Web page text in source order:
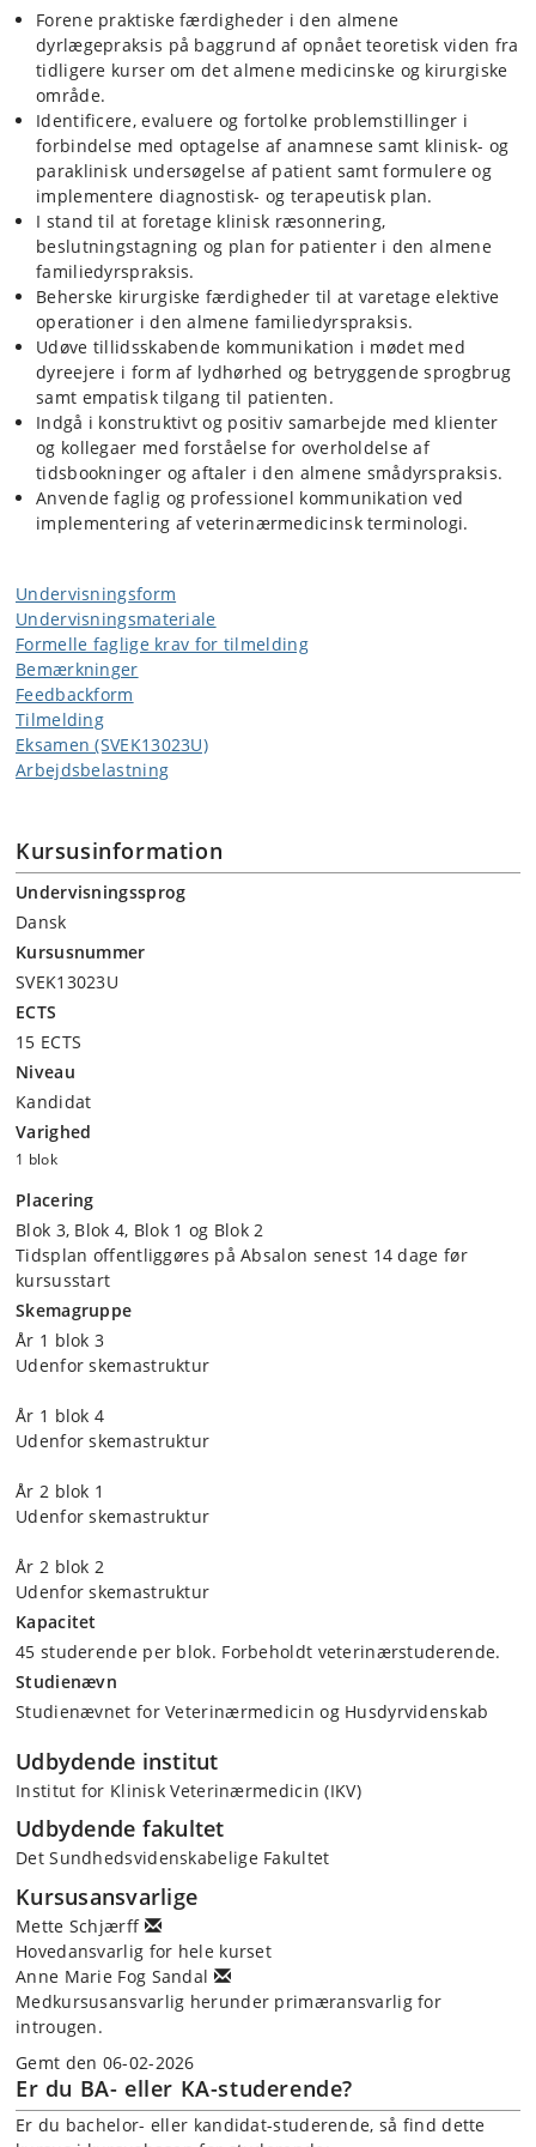
(fysisk, ikke online) foran det respektive hold af medstuderende og 1-2
undervisere der evaluerer. Her trænes de studerende i at anvende
case-præsentationsværktøjer så fremlæggelserne bliver så koncise og
strukturerede som muligt.
e) Eksternt praktikophold (EPT):Den studerende gennemfører et
eksternt praktikophold i familiedyrs almen praksis hvilket giver et
indblik i kommunikation, praksismanagement og patientmateriale i
privat dyrlægepraksis. Indgåelse af aftale om det obligatoriske
praktikophold påhviler de studerende, herunder afholdelse af alle
udgifter i forbindelse med opholdet. En væsentlig foranstaltning er
underskrivelse af praktikaftale med den private dyrlæge af
forsikringsmæssige hensyn.
Forene praktiske færdigheder i den almene
dyrlægepraksis på baggrund af opnået teoretisk viden fra
tidligere kurser om det almene medicinske og kirurgiske
område.
Identificere, evaluere og fortolke problemstillinger i
forbindelse med optagelse af anamnese samt klinisk- og
paraklinisk undersøgelse af patient samt formulere og
implementere diagnostisk- og terapeutisk plan.
I stand til at foretage klinisk ræsonnering,
beslutningstagning og plan for patienter i den almene
familiedyrspraksis.
Beherske kirurgiske færdigheder til at varetage elektive
operationer i den almene familiedyrspraksis.
Udøve tillidsskabende kommunikation i mødet med
dyreejere i form af lydhørhed og betryggende sprogbrug
samt empatisk tilgang til patienten.
Indgå i konstruktivt og positiv samarbejde med klienter
og kollegaer med forståelse for overholdelse af
tidsbookninger og aftaler i den almene smådyrspraksis.
Anvende faglig og professionel kommunikation ved
implementering af veterinærmedicinsk terminologi.
Undervisningsform
Undervisningsmateriale
Formelle faglige krav for tilmelding
Bemærkninger
Feedbackform
Tilmelding
Eksamen (SVEK13023U)
Arbejdsbelastning
Kursusinformation
Undervisningssprog
Dansk
Kursusnummer
SVEK13023U
ECTS
15 ECTS
Niveau
Kandidat
Varighed
1 blok
Placering
Blok 3, Blok 4, Blok 1 og Blok 2
Tidsplan offentliggøres på Absalon senest 14 dage før
kursusstart
Skemagruppe
År 1 blok 3
Udenfor skemastruktur
År 1 blok 4
Udenfor skemastruktur
År 2 blok 1
Udenfor skemastruktur
År 2 blok 2
Udenfor skemastruktur
Kapacitet
45 studerende per blok. Forbeholdt veterinærstuderende.
Studienævn
Studienævnet for Veterinærmedicin og Husdyrvidenskab
Udbydende institut
Institut for Klinisk Veterinærmedicin (IKV)
Udbydende fakultet
Det Sundhedsvidenskabelige Fakultet
Kursusansvarlige
Mette Schjærff
Hovedansvarlig for hele kurset
Anne Marie Fog Sandal
Medkursusansvarlig herunder primæransvarlig for
introugen.
Gemt den 06-02-2026
Er du BA- eller KA-studerende?
Er du bachelor- eller kandidat-studerende, så find dette